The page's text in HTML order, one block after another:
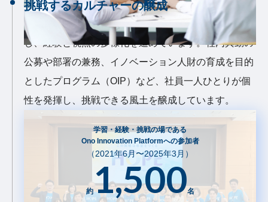
挑戦するカルチャーの醸成
自らの意思で積極的に挑戦できる機会を数多く用意
し、経験と視点の多様化を進めています。社内異動の
公募や部署の兼務、イノベーション人財の育成を目的
としたプログラム（OIP）など、社員一人ひとりが個
性を発揮し、挑戦できる風土を醸成しています。
学習・経験・挑戦の場である
Ono Innovation Platformへの参加者
（2021年6月〜2025年3月）
約1,500名